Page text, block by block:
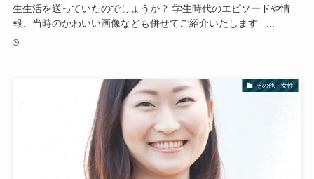
生生活を送っていたのでしょうか？ 学生時代のエピソードや情
報、当時のかわいい画像なども併せてご紹介いたします ...
その他・女性